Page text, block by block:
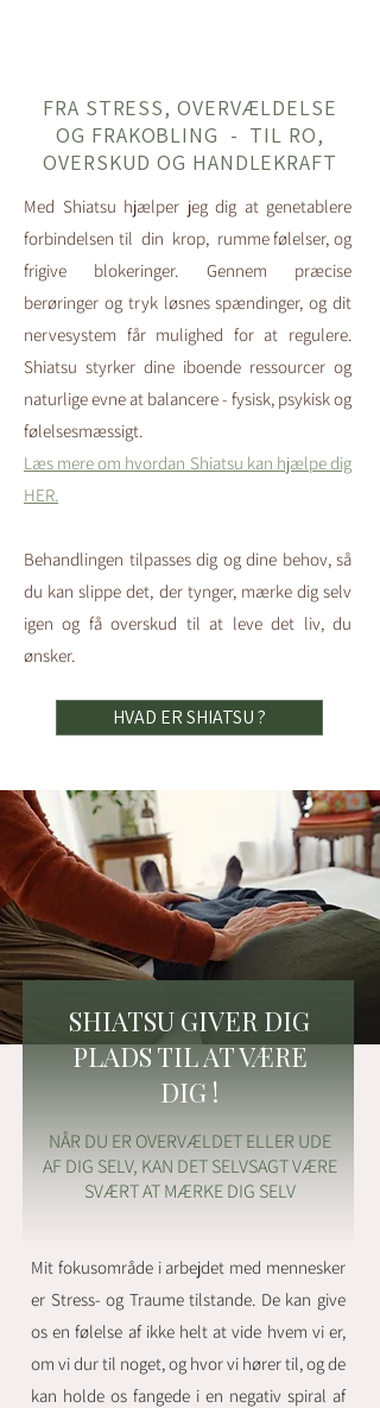
​FRA STRESS, OVERVÆLDELSE
OG FRAKOBLING - TIL RO,
OVERSKUD OG HANDLEKRAFT
​Med Shiatsu hjælper jeg dig at genetablere
forbindelsen til din krop, rumme følelser, og
frigive blokeringer. Gennem præcise
berøringer og tryk løsnes spændinger, og dit
nervesystem får mulighed for at regulere.
Shiatsu styrker dine iboende ressourcer og
naturlige evne at balancere - fysisk, psykisk​​ og
følelsesmæssigt. ​​
Læs mere om hvordan Shiatsu kan hjælpe dig
HER.
Behandlingen tilpasses dig og dine behov, så
du kan slippe det, der tynger, mærke dig selv
igen og få overskud til at leve det liv, du
ønsker.​​​
HVAD ER SHIATSU ?
NÅR DU ER OVERVÆLDET ELLER UDE
AF DIG SELV, KAN DET SELVSAGT VÆRE
SVÆRT AT MÆRKE DIG SELV
SHIATSU GIVER DIG
PLADS TIL AT VÆRE
DIG !
Mit fokusområde i arbejdet med mennesker
er Stress- og Traume tilstande. De kan give
os en følelse af ikke helt at vide hvem vi er,
om vi dur til noget, og hvor vi hører til, og de
kan holde os fangede i en negativ spiral af